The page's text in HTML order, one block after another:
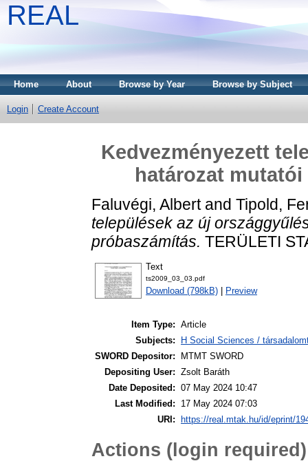
REAL
Home About Browse by Year Browse by Subject
Login Create Account
Kedvezményezett
határozat
Faluvégi, Albertand Tipold,
települések az új
próbaszámítás. TERÜLETI
Text
ts2009_03_03.pdf
Download (798kB) Preview
Item Type: Article
Subjects:
H Social Sciences /
SWORD Depositor:
MTMT SWORD
Depositing User: Zsolt Baráth
Date Deposited: 07 May 2024 10:47
Last Modified:
17 May 2024 07:03
URI:
https://real.mtak.hu/id/eprint/
Actions (login required)